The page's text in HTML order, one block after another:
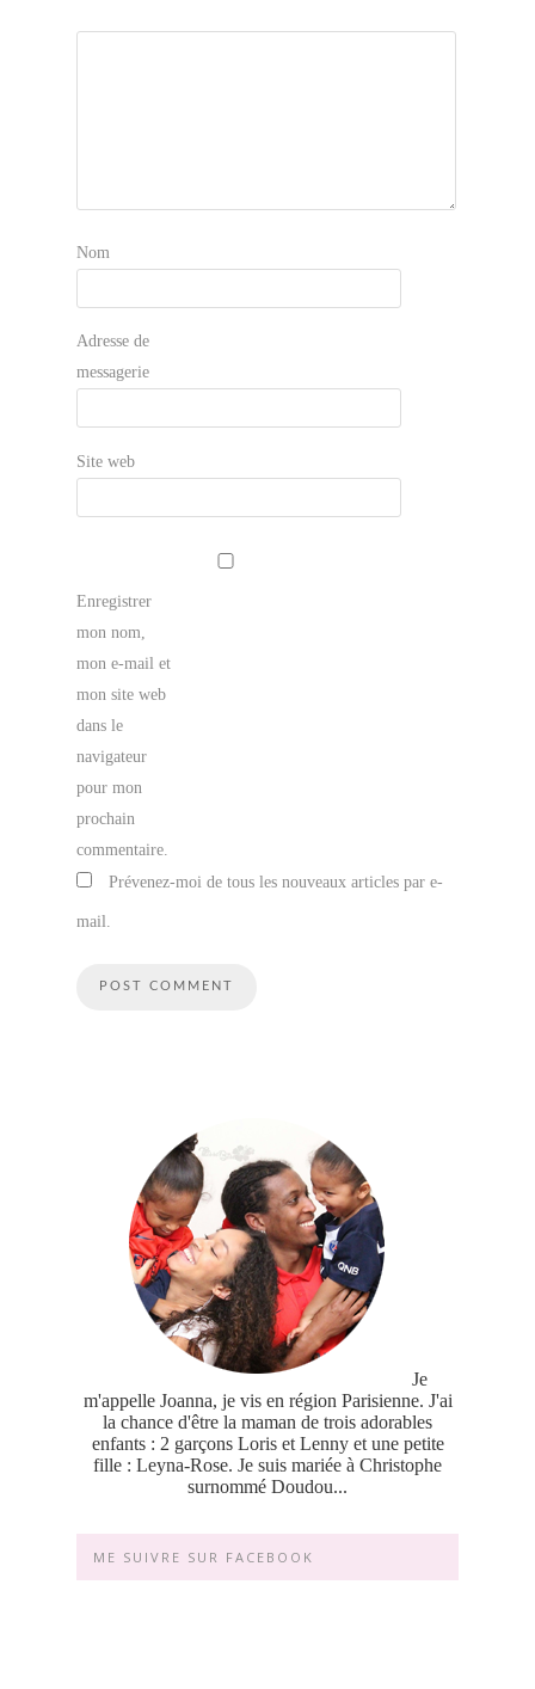
Nom
Adresse de
messagerie
Site web
Enregistrer
mon nom,
mon e-mail et
mon site web
dans le
navigateur
pour mon
prochain
commentaire.
Prévenez-moi de tous les nouveaux articles par e-
mail.
Je
m'appelle Joanna, je vis en région Parisienne. J'ai
la chance d'être la maman de trois adorables
enfants : 2 garçons Loris et Lenny et une petite
fille : Leyna-Rose. Je suis mariée à Christophe
surnommé Doudou...
ME SUIVRE SUR FACEBOOK